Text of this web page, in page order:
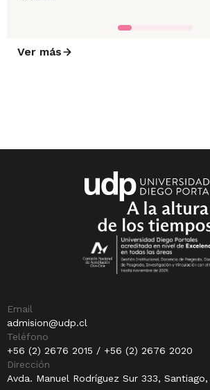
Ver más
Email
admision@udp.cl
Teléfono
+56 (2) 2676 2015 / +56 (2) 2676 2020
Dirección
Avda. Manuel Rodríguez Sur 333, Santiago,